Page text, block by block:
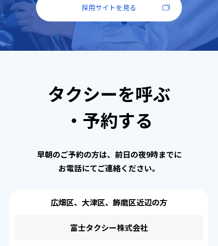
採用サイトを見る
タクシーを呼ぶ
・予約する
早朝のご予約の方は、前日の夜9時までに
お電話にてご連絡ください。
広畑区、大津区、飾磨区近辺の方
富士タクシー株式会社